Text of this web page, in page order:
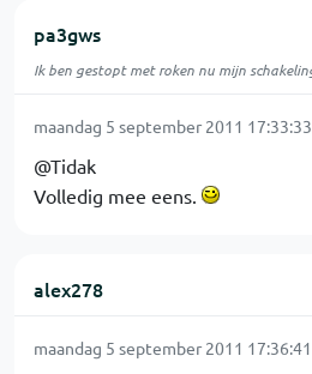
pa3gws
Ik ben gestopt met roken nu mijn
maandag 5 september 2011 17:33:33
@Tidak
Volledig mee eens.
alex278
maandag 5 september 2011 17:36:41